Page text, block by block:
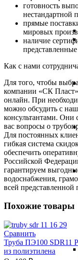
готовность
нестандартной
прямые
мировых
наличие
Как с нами
Для того, чтобы
компании «СК
онлайн. При
можно обсудить с
консультантами. Они
вас вопросы о
Для постоянных
гибкая система
обеспечить
Российской
гарантируем
водоснабжения,
всей представленной
Похожие товары
Сравнить
Труба ПЭ100 SDR11
из полиэтилена